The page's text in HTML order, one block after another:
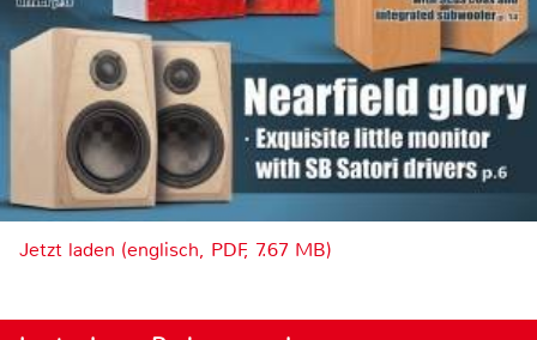
Jetzt laden (englisch, PDF, 7.67 MB)